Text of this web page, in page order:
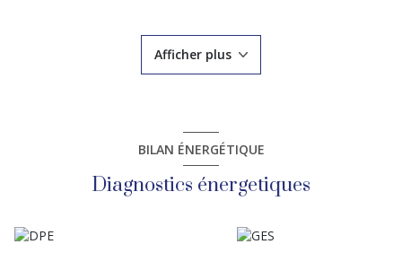
Idéalement située, elle bénéficie d’un emplacement stratégique
à proximité immédiate des commerces, écoles, collèges et des
Pour plus d’informations ou organiser une visite, contactez dès
maintenant votre agence KING IMMOBILIER MELUN.
Afficher plus
BILAN ÉNERGÉTIQUE
Diagnostics énergetiques